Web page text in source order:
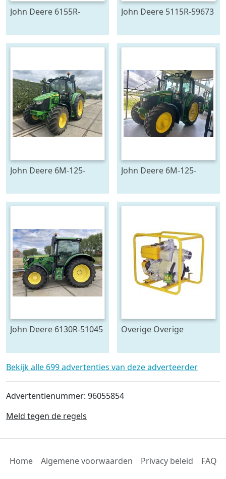
John Deere 6155R-
John Deere 5115R-59673
John Deere 6M-125-
John Deere 6M-125-
John Deere 6130R-51045
Overige Overige
Bekijk alle 699 advertenties van deze adverteerder
Advertentienummer: 96055854
Meld tegen de regels
Home Algemene voorwaarden Privacy beleid FAQ